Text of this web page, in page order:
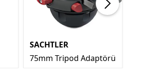
SACHTLER
75mm Tripod Adaptörü